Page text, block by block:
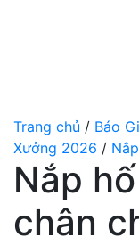
Trang chủ / Báo
Xưởng 2026 /
Nắp
chân